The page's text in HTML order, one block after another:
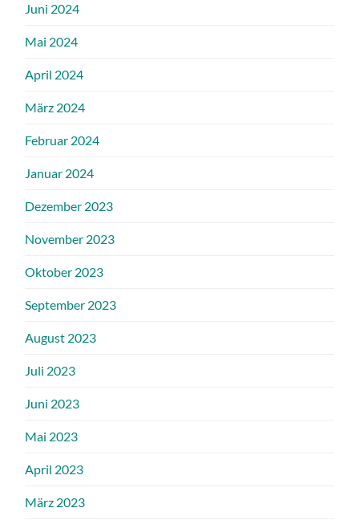
Juni 2024
Mai 2024
April 2024
März 2024
Februar 2024
Januar 2024
Dezember 2023
November 2023
Oktober 2023
September 2023
August 2023
Juli 2023
Juni 2023
Mai 2023
April 2023
März 2023